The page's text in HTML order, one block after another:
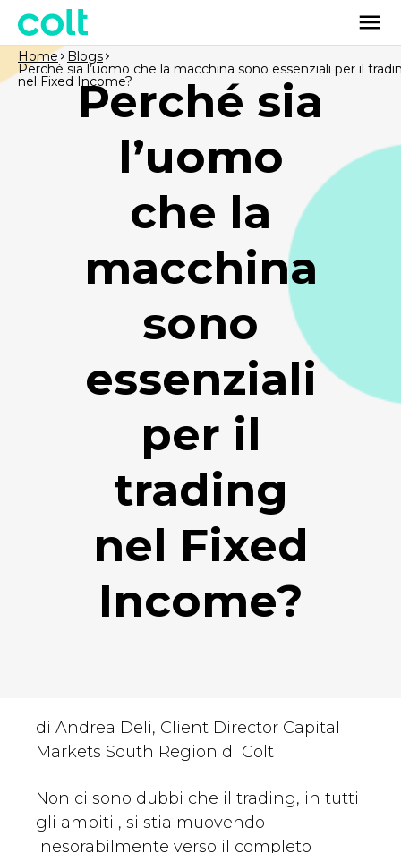
Perché sia
l’uomo
che la
macchina
sono
essenziali
per il
trading
nel Fixed
Income?
Home Blogs
Perché sia l’uomo che la macchina sono essenziali per il
nel Fixed Income?
di Andrea Deli, Client Director Capital
Markets South Region di Colt
Non ci sono dubbi che il trading, in tutti
gli ambiti , si stia muovendo
inesorabilmente verso il completo